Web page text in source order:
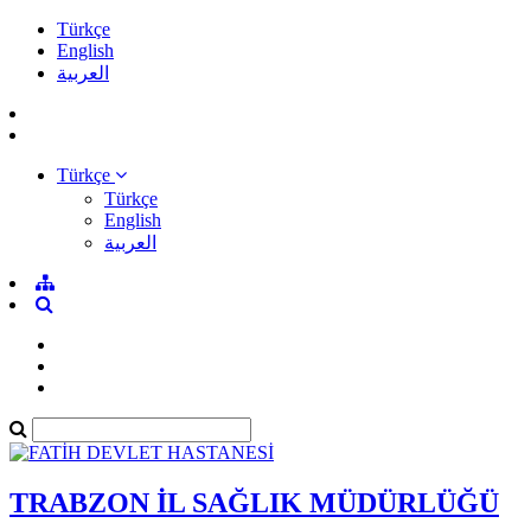
Türkçe
English
العربية
Türkçe
Türkçe
English
العربية
TRABZON İL SAĞLIK MÜDÜRLÜĞÜ